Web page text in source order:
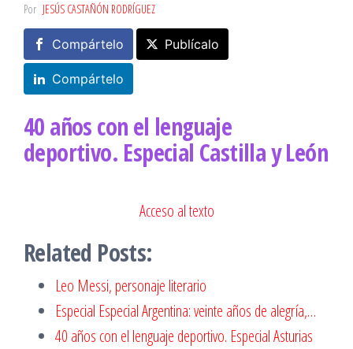
Por JESÚS CASTAÑÓN RODRÍGUEZ
Compártelo Publícalo
Compártelo
40 años con el lenguaje
deportivo. Especial Castilla y León
Acceso al texto
Related Posts:
Leo Messi, personaje literario
Especial Especial Argentina: veinte años de alegría,…
40 años con el lenguaje deportivo. Especial Asturias